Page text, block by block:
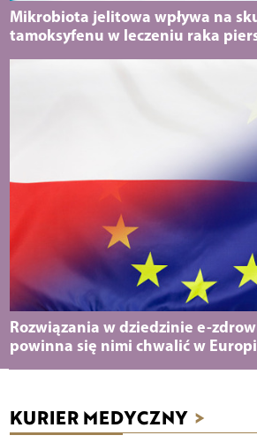
Mikrobiota jelitowa wpływa na
tamoksyfenu w leczeniu raka
Rozwiązania w dziedzinie e-
powinna się nimi chwalić w
KURIER MEDYCZNY >